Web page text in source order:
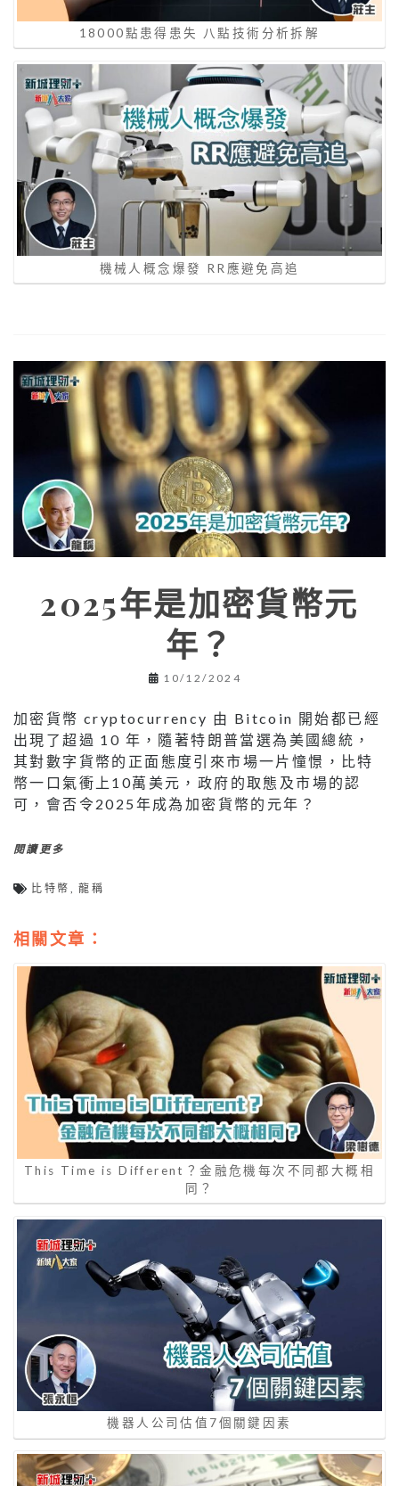
18000點患得患失 八點技術分析拆解
機械人概念爆發 RR應避免高追
2025年是加密貨幣元
年？
10/12/2024
加密貨幣 cryptocurrency 由 Bitcoin 開始都已經
出現了超過 10 年，隨著特朗普當選為美國總統，
其對數字貨幣的正⾯態度引來市場⼀⽚憧憬，比特
幣一口氣衝上10萬美元，政府的取態及市場的認
可，會否令2025年成為加密貨幣的元年？
閱讀更多
比特幣 ,龍稱
相關文章：
This Time is Different？金融危機每次不同都大概相
同？
機器人公司估值7個關鍵因素